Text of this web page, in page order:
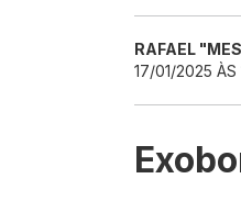
RAFAEL
17/01/2025 ÀS